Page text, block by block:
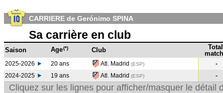
CARRIERE de Gerónimo SPINA
Sa carrière en club
Saison Age(*) Club
Total
2025-2026 20 ans Atl. Madrid (ESP)
-
2024-2025
19 ans Atl. Madrid (ESP) -
Cliquez sur les lignes pour afficher/masquer le détail